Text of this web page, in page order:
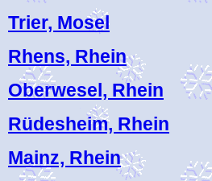
Trier, Mosel
Rhens, Rhein
Oberwesel, Rhein
Rüdesheim, Rhein
Mainz, Rhein